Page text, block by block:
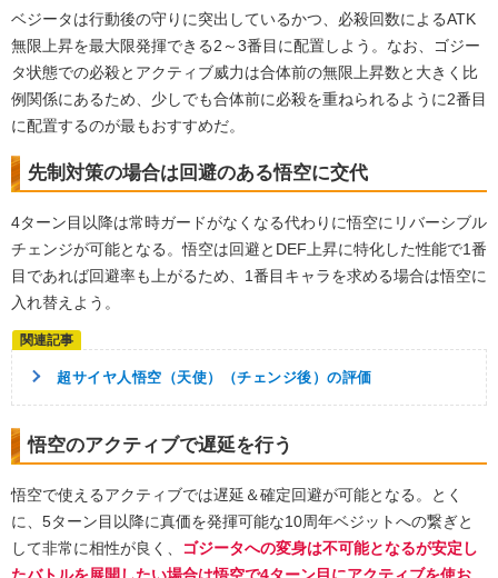
ベジータは行動後の守りに突出しているかつ、必殺回数によるATK
無限上昇を最大限発揮できる2～3番目に配置しよう。なお、ゴジー
タ状態での必殺とアクティブ威力は合体前の無限上昇数と大きく比
例関係にあるため、少しでも合体前に必殺を重ねられるように2番目
に配置するのが最もおすすめだ。
先制対策の場合は回避のある悟空に交代
4ターン目以降は常時ガードがなくなる代わりに悟空にリバーシブル
チェンジが可能となる。悟空は回避とDEF上昇に特化した性能で1番
目であれば回避率も上がるため、1番目キャラを求める場合は悟空に
入れ替えよう。
超サイヤ人悟空（天使）（チェンジ後）の評価
悟空のアクティブで遅延を行う
悟空で使えるアクティブでは遅延＆確定回避が可能となる。とく
に、5ターン目以降に真価を発揮可能な10周年ベジットへの繋ぎと
して非常に相性が良く、
ゴジータへの変身は不可能となるが安定し